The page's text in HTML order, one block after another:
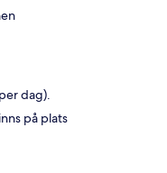
dag).
på plats